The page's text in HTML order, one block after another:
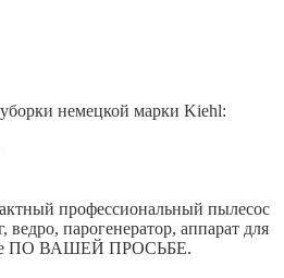
немецкой марки Kiehl:
профессиональный пылесос
парогенератор, аппарат для
ПО ВАШЕЙ ПРОСЬБЕ.